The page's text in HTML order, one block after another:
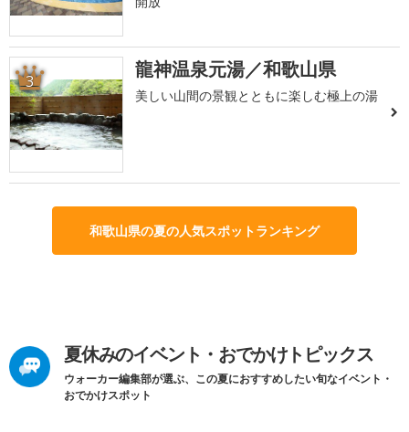
3 龍神温泉元湯／和歌山県
美しい山間の景観とともに楽しむ極上の湯
和歌山県の夏の人気スポットランキング
夏休みのイベント・おでかけトピックス
ウォーカー編集部が選ぶ、この夏におすすめしたい旬なイベント・
おでかけスポット